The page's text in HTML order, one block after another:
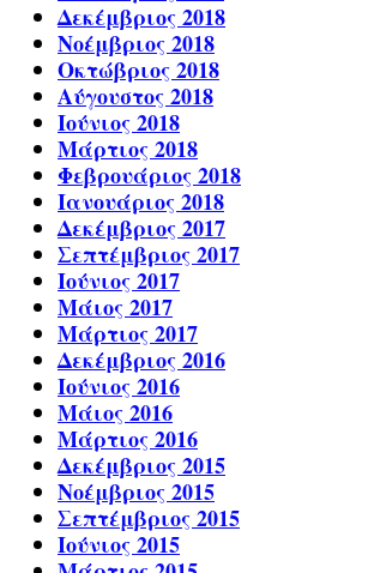
Δεκέμβριος 2018
Νοέμβριος 2018
Οκτώβριος 2018
Αύγουστος 2018
Ιούνιος 2018
Μάρτιος 2018
Φεβρουάριος 2018
Ιανουάριος 2018
Δεκέμβριος 2017
Σεπτέμβριος 2017
Ιούνιος 2017
Μάιος 2017
Μάρτιος 2017
Δεκέμβριος 2016
Ιούνιος 2016
Μάιος 2016
Μάρτιος 2016
Δεκέμβριος 2015
Νοέμβριος 2015
Σεπτέμβριος 2015
Ιούνιος 2015